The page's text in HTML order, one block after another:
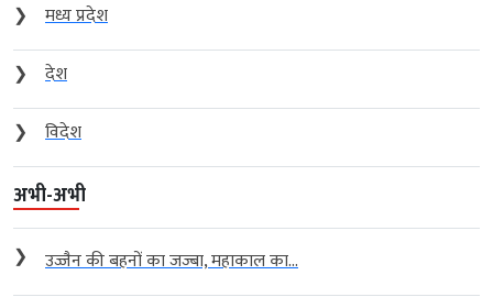
❯
मध्य प्रदेश
❯
देश
❯
विदेश
अभी-अभी
❯ उज्जैन की बहनों का जज्बा, महाकाल का...